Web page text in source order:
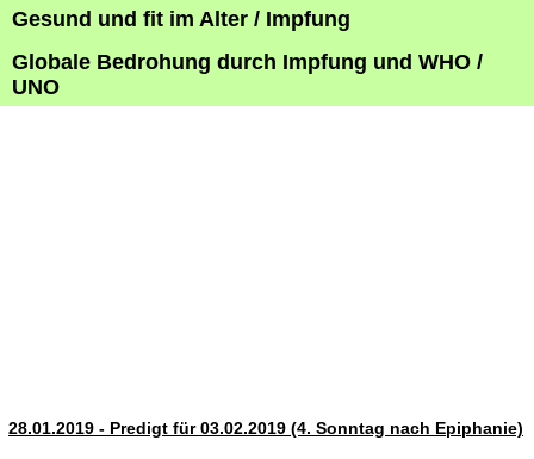
Gesund und fit im Alter / Impfung
Globale Bedrohung durch Impfung und WHO /
UNO
28.01.2019 - Predigt für 03.02.2019 (4. Sonntag nach Epiphanie)